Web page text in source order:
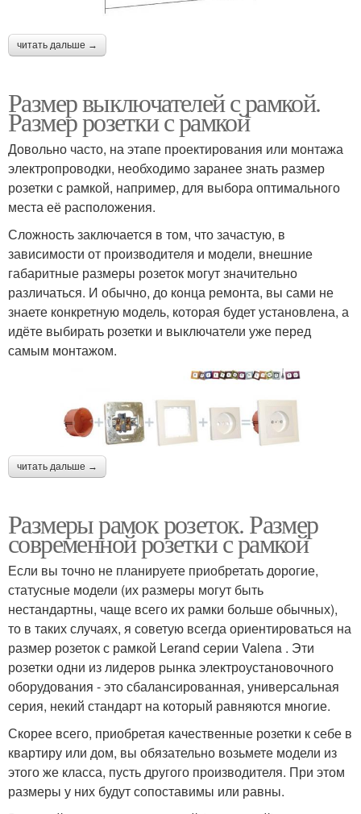
читать дальше →
Размер выключателей с рамкой.
Размер розетки с рамкой
Довольно часто, на этапе проектирования или монтажа
электропроводки, необходимо заранее знать размер
розетки с рамкой, например, для выбора оптимального
места её расположения.
Сложность заключается в том, что зачастую, в
зависимости от производителя и модели, внешние
габаритные размеры розеток могут значительно
различаться. И обычно, до конца ремонта, вы сами не
знаете конкретную модель, которая будет установлена, а
идёте выбирать розетки и выключатели уже перед
самым монтажом.
читать дальше →
Размеры рамок розеток. Размер
современной розетки с рамкой
Если вы точно не планируете приобретать дорогие,
статусные модели (их размеры могут быть
нестандартны, чаще всего их рамки больше обычных),
то в таких случаях, я советую всегда ориентироваться на
размер розеток с рамкой Lerand серии Valena . Эти
розетки одни из лидеров рынка электроустановочного
оборудования - это сбалансированная, универсальная
серия, некий стандарт на который равняются многие.
Скорее всего, приобретая качественные розетки к себе в
квартиру или дом, вы обязательно возьмете модели из
этого же класса, пусть другого производителя. При этом
размеры у них будут сопоставимы или равны.